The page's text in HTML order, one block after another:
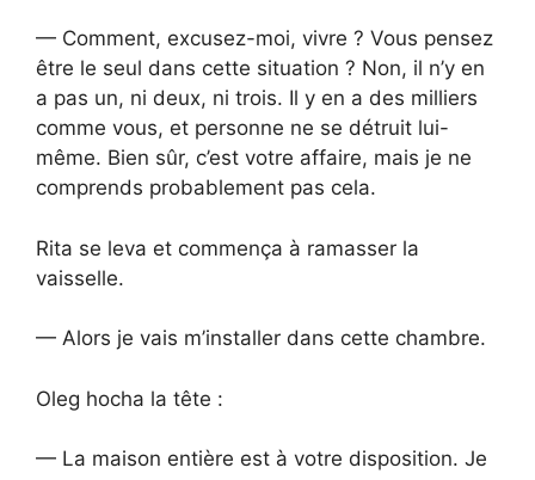
— Comment, excusez-moi, vivre ? Vous pensez
être le seul dans cette situation ? Non, il n’y en
a pas un, ni deux, ni trois. Il y en a des milliers
comme vous, et personne ne se détruit lui-
même. Bien sûr, c’est votre affaire, mais je ne
comprends probablement pas cela.
Rita se leva et commença à ramasser la
vaisselle.
— Alors je vais m’installer dans cette chambre.
Oleg hocha la tête :
— La maison entière est à votre disposition. Je